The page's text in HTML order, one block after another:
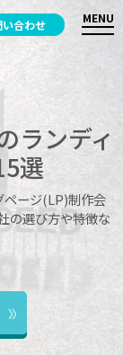
い合わせ
ランディ
選
ページ(LP)制作会
の選び方や特徴な